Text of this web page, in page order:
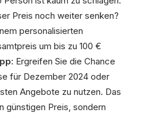
Preis noch weiter senken?
personalisierten
um bis zu 100 €
Ergreifen Sie die Chance
für Dezember 2024 oder
Angebote zu nutzen. Das
günstigen Preis, sondern